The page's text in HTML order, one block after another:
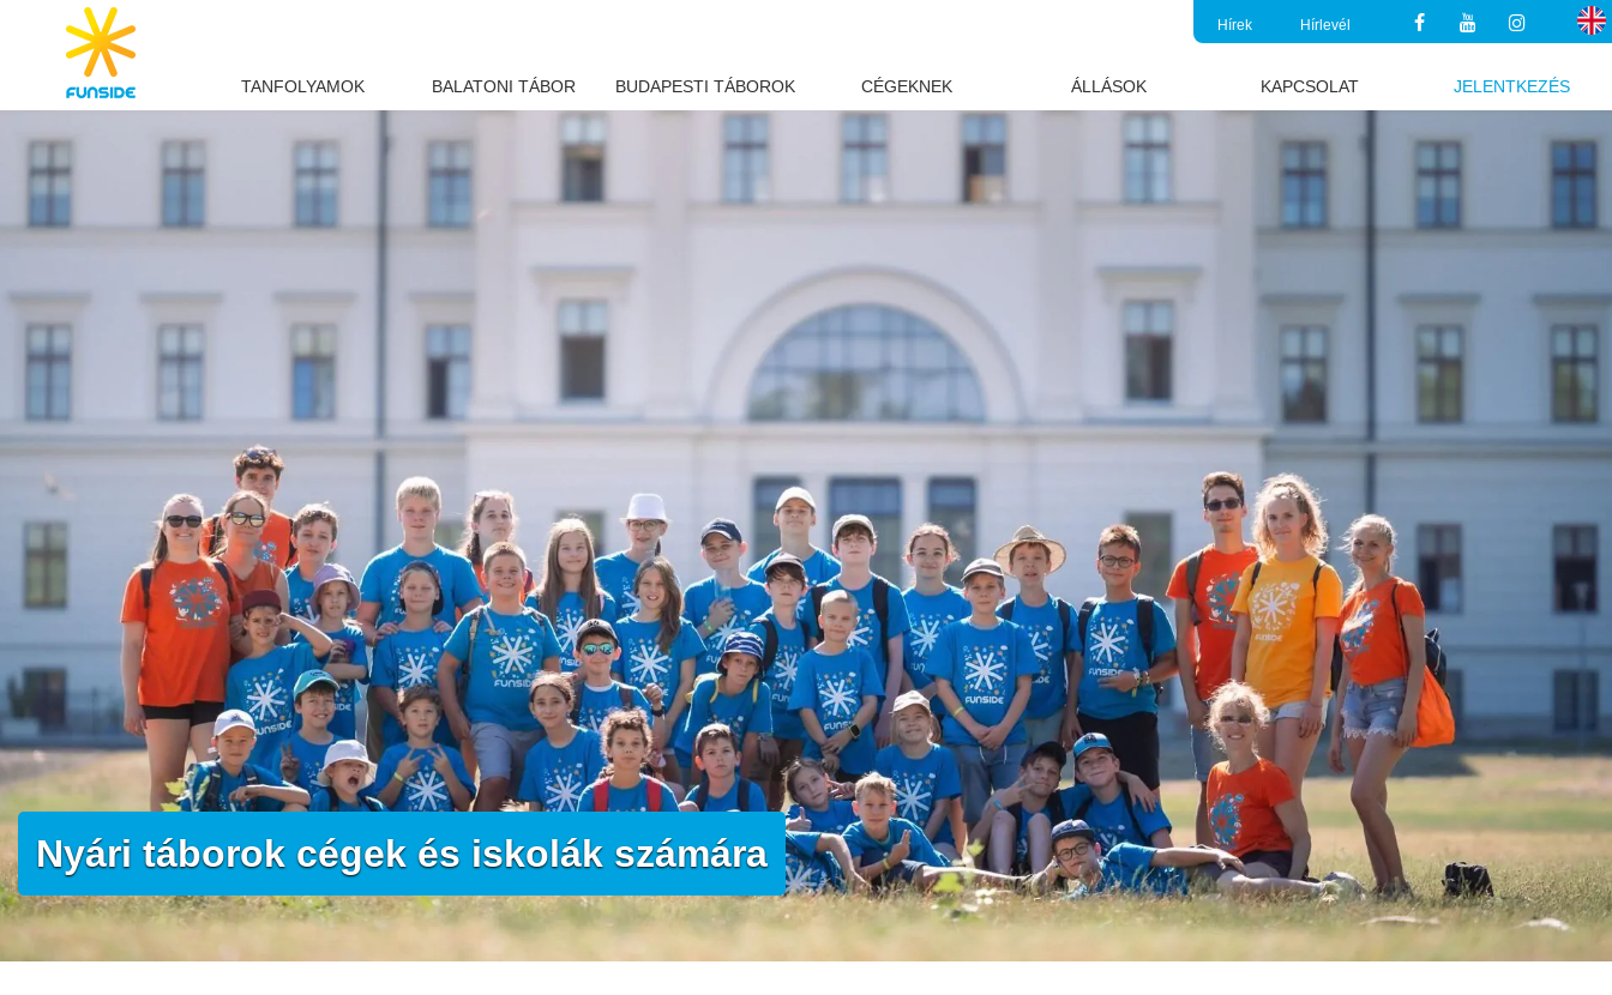
Hírek Hírlevél
TANFOLYAMOK BALATONI TÁBOR BUDAPESTI TÁBOROK CÉGEKNEK ÁLLÁSOK KAPCSOLAT JELENTKEZÉS
Nyári táborok cégek és iskolák számára